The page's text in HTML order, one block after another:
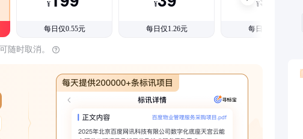
¥
每日仅0.55元
¥
每日仅1.26元
¥
每日仅1.08元
随时取消。